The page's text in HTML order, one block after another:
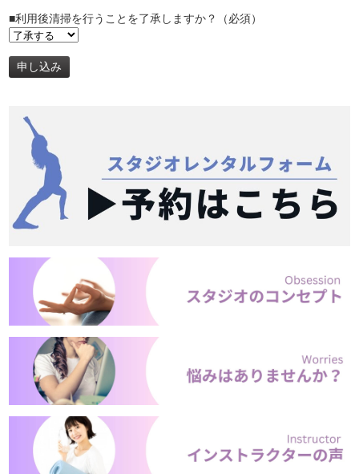
■利用後清掃を行うことを了承しますか？（必須）